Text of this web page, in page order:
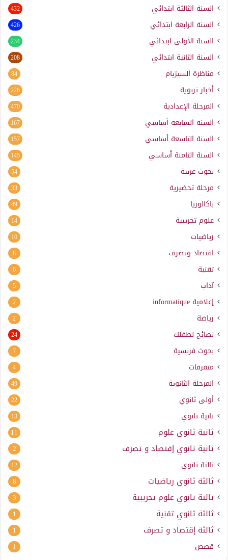
السنة الثالثة ابتدائي 432
السنة الرابعة ابتدائي 426
السنة الأولى ابتدائي 234
السنة الثانية ابتدائي 208
مناظرة السيزيام 84
أخبار تربوية 226
المرحلة الإعدادية 470
السنة السابعة أساسي 167
السنة التاسعة أساسي 157
السنة الثامنة أساسي 145
بحوث عربية 54
مرحلة تحضيرية 33
باكالوريا 49
علوم تجريبية 14
رياضيات 10
اقتصاد وتصرف 8
تقنية 6
آداب 5
إعلامية informatique
2
رياضة 2
نصائح لطفلك 24
بحوث فرنسية 7
متفرقات 4
المرحلة الثانوية 49
أولى ثانوي 22
ثانية ثانوي 13
ثانية ثانوي علوم 11
ثانية ثانوي إقتصاد و تصرف 2
ثالثة ثانوي 12
ثالثة ثانوي رياضيات 8
ثالثة ثانوي علوم تجريبية 3
ثالثة ثانوي تقنية 1
ثالثة إقتصاد و تصرف 1
قصص 1